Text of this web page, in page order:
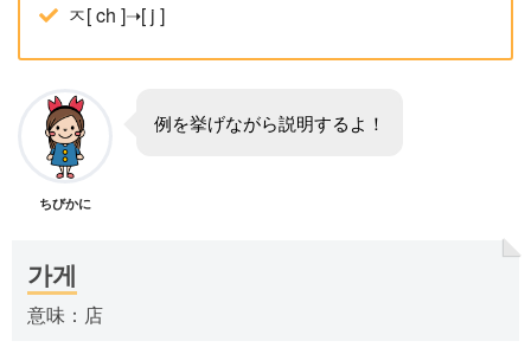
ㅈ[ ch ]➝[ j ]
ちびかに
例を挙げながら説明するよ！
가게
意味：店